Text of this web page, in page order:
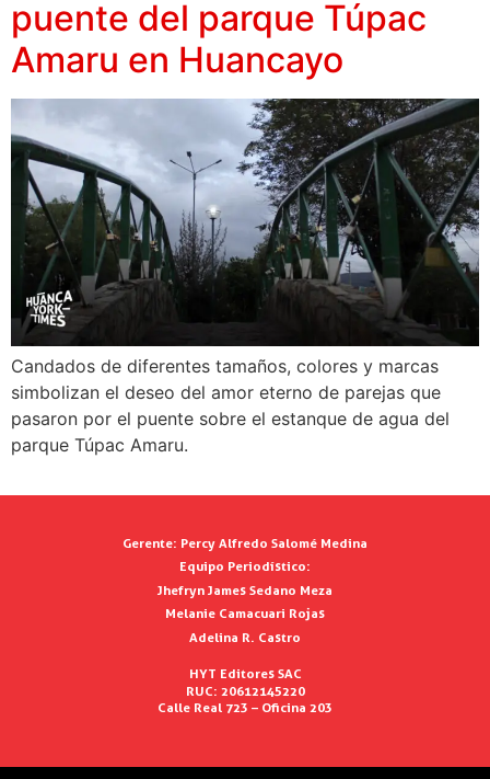
puente del parque Túpac
Amaru en Huancayo
Candados de diferentes tamaños, colores y marcas
simbolizan el deseo del amor eterno de parejas que
pasaron por el puente sobre el estanque de agua del
parque Túpac Amaru.
Gerente: Percy Alfredo Salomé Medina
Equipo Periodístico:
Jhefryn James Sedano Meza
Melanie Camacuari Rojas
Adelina R. Castro
HYT Editores SAC
RUC: 20612145220
Calle Real 723 – Oficina 203